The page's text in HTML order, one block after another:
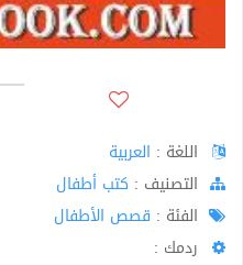
اللغة : العربية
اﻟﺘﺼﻨﻴﻒ : كتب أطفال
الفئة : قصص الأطفال
ردمك :